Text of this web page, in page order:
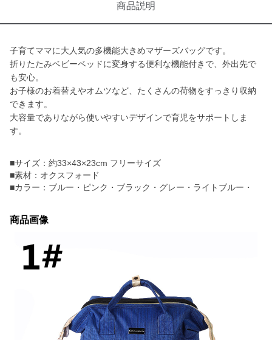
商品説明
子育てママに大人気の多機能大きめマザーズバッグです。
折りたたみベビーベッドに変身する便利な機能付きで、外出先で
も安心。
お子様のお着替えやオムツなど、たくさんの荷物をすっきり収納
できます。
大容量でありながら使いやすいデザインで育児をサポートしま
す。
■サイズ：約33×43×23cm フリーサイズ
■素材：オクスフォード
■カラー：ブルー・ピンク・ブラック・グレー・ライトブルー・
商品画像